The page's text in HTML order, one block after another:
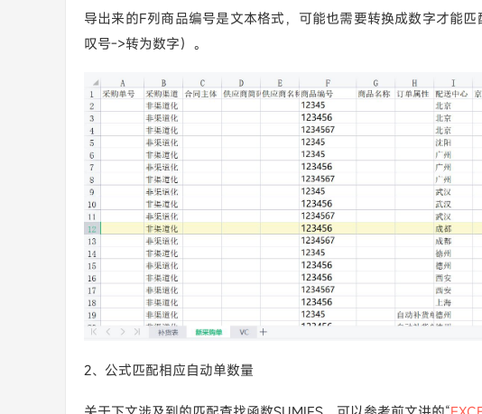
导出来的F列商品编号是文本格式，可能也需要转换成数字才能
叹号->转为数字）。
2、公式匹配相应自动单数量